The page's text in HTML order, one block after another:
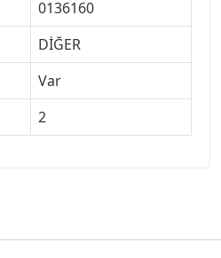
0136160
DİĞER
Var
2